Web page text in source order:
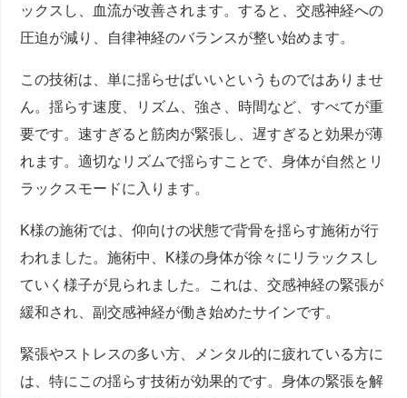
ックスし、血流が改善されます。すると、交感神経への
圧迫が減り、自律神経のバランスが整い始めます。
この技術は、単に揺らせばいいというものではありませ
ん。揺らす速度、リズム、強さ、時間など、すべてが重
要です。速すぎると筋肉が緊張し、遅すぎると効果が薄
れます。適切なリズムで揺らすことで、身体が自然とリ
ラックスモードに入ります。
K様の施術では、仰向けの状態で背骨を揺らす施術が行
われました。施術中、K様の身体が徐々にリラックスし
ていく様子が見られました。これは、交感神経の緊張が
緩和され、副交感神経が働き始めたサインです。
緊張やストレスの多い方、メンタル的に疲れている方に
は、特にこの揺らす技術が効果的です。身体の緊張を解